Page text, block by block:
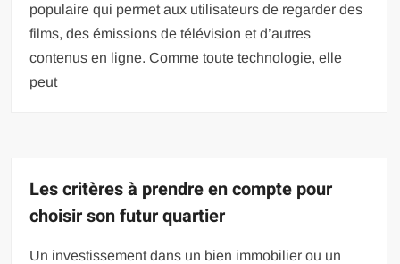
populaire qui permet aux utilisateurs de regarder des
films, des émissions de télévision et d’autres
contenus en ligne. Comme toute technologie, elle
peut
Les critères à prendre en compte pour
choisir son futur quartier
Un investissement dans un bien immobilier ou un